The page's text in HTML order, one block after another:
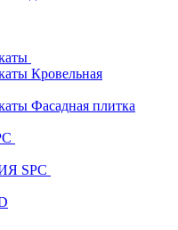
Кровельная
Фасадная плитка
SPC